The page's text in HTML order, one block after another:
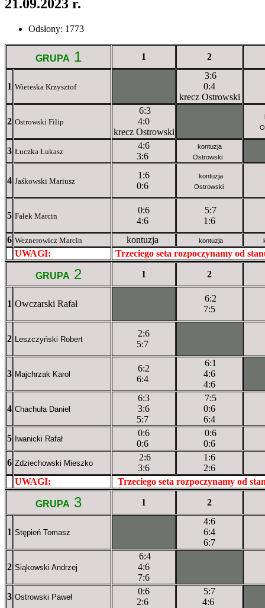
21.09.2023 r.
Odsłony: 1773
GRUPA 1 1 2
1 Wieteska Krzysztof
3:6
0:4
krecz Ostrowski
2 Ostrowski Filip
6:3
4:0
krecz Ostrowski
3 Łuczka Łukasz
4:6
3:6
kontuzja
Ostrowski
4 Jaśkowski Mariusz
1:6
0:6
kontuzja
Ostrowski
5 Fałek Marcin
0:6
4:6
5:7
1:6
6 Weznerowicz Marcin kontuzja kontuzja
UWAGI: Trzeciego seta rozpoczynamy od
GRUPA 2 1 2
1 Owczarski Rafał
6:2
7:5
2 Leszczyński Robert
2:6
5:7
3 Majchrzak Karol
6:2
6:4
6:1
4:6
4:6
4 Chachuła Daniel
6:3
3:6
5:7
7:5
0:6
6:4
5 Iwanicki Rafał
0:6
0:6
0:6
0:6
6 Zdziechowski Mieszko
2:6
3:6
1:6
2:6
UWAGI:
Trzeciego seta rozpoczynamy od
GRUPA 3 1 2
1 Stępień Tomasz
4:6
6:4
6:7
2 Siąkowski Andrzej
6:4
4:6
7:6
3 Ostrowski Paweł
0:6
2:6
5:7
4:6